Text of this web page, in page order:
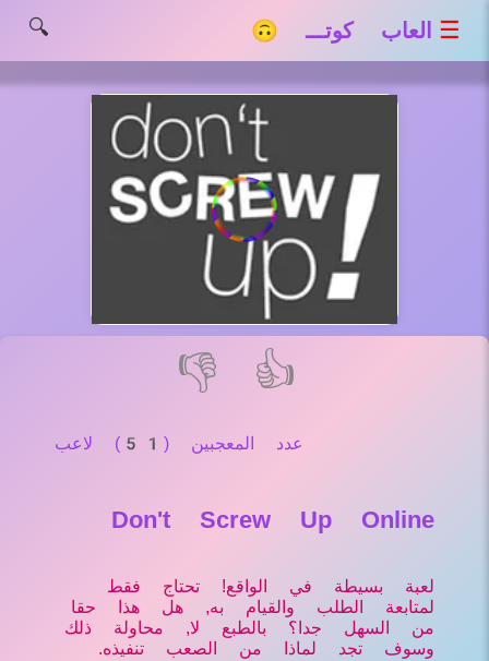
☰ العاب كوتـــ 🙃 🔍
👍
👎
عدد المعجبين (51) لاعب
Don't Screw Up Online
لعبة بسيطة في الواقع! تحتاج فقط
لمتابعة الطلب والقيام به, هل هذا حقا
من السهل جدا؟ بالطبع لا, محاولة ذلك
وسوف تجد لماذا من الصعب تنفيذه.